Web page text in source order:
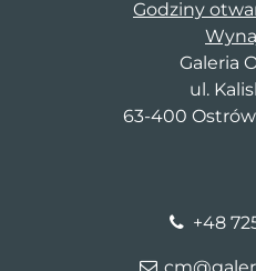
Godziny
Galeria
ul.
63-400
+48